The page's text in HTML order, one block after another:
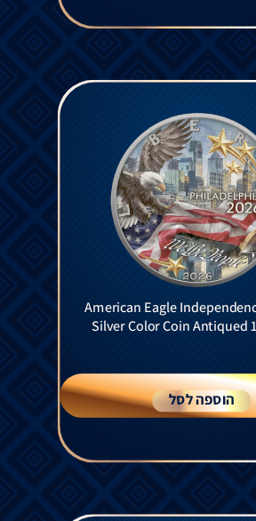
American Eagle
Silver Color Coin Antiqued
הוספה לסל